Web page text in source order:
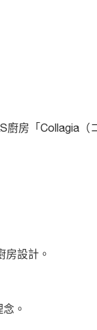
房「Collagia（
房設計。
。